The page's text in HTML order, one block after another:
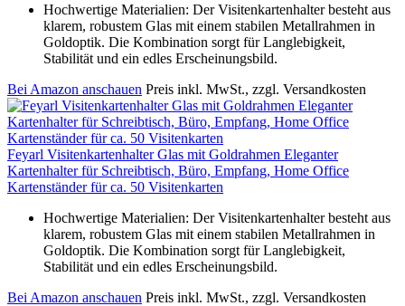
Hochwertige Materialien: Der Visitenkartenhalter besteht aus
klarem, robustem Glas mit einem stabilen Metallrahmen in
Goldoptik. Die Kombination sorgt für Langlebigkeit,
Stabilität und ein edles Erscheinungsbild.
Bei Amazon anschauen Preis inkl. MwSt., zzgl. Versandkosten
Feyarl Visitenkartenhalter Glas mit Goldrahmen Eleganter
Kartenhalter für Schreibtisch, Büro, Empfang, Home Office
Kartenständer für ca. 50 Visitenkarten
Hochwertige Materialien: Der Visitenkartenhalter besteht aus
klarem, robustem Glas mit einem stabilen Metallrahmen in
Goldoptik. Die Kombination sorgt für Langlebigkeit,
Stabilität und ein edles Erscheinungsbild.
Bei Amazon anschauen Preis inkl. MwSt., zzgl. Versandkosten